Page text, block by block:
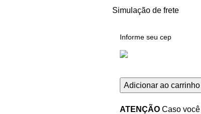
Simulação de frete
Adicionar ao carrinho
ATENÇÃO Caso